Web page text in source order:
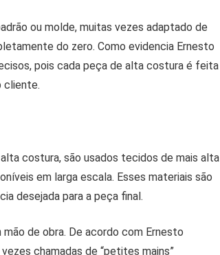
ou molde, muitas vezes adaptado de
do zero. Como evidencia Ernesto
pois cada peça de alta costura é feita
cliente.
costura, são usados ​​tecidos de mais alta
em larga escala. Esses materiais são
desejada para a peça final.
de obra. De acordo com Ernesto
chamadas de “petites mains”